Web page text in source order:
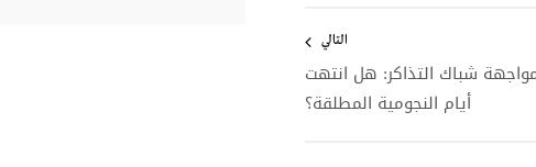
التالي
شباك التذاكر: هل انتهت
أيام النجومية المطلقة؟